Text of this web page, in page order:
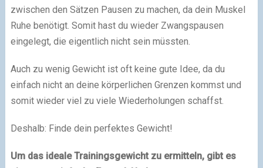
zwischen den Sätzen Pausen zu machen, da dein Muskel
Ruhe benötigt. Somit hast du wieder Zwangspausen
eingelegt, die eigentlich nicht sein müssten.
Auch zu wenig Gewicht ist oft keine gute Idee, da du
einfach nicht an deine körperlichen Grenzen kommst und
somit wieder viel zu viele Wiederholungen schaffst.
Deshalb: Finde dein perfektes Gewicht!
Um das ideale Trainingsgewicht zu ermitteln, gibt es